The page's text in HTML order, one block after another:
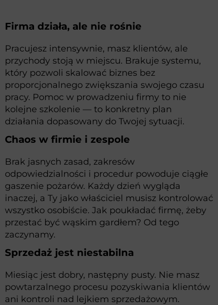
Firma działa, ale nie rośnie
Pracujesz intensywnie, masz klientów, ale
przychody stoją w miejscu. Brakuje systemu,
który pozwoli skalować biznes bez
proporcjonalnego zwiększania swojego czasu
pracy. Pomoc w prowadzeniu firmy to nie
kolejne szkolenie — to konkretny plan
działania dopasowany do Twojej sytuacji.
Chaos w firmie i zespole
Brak jasnych zasad, zakresów
odpowiedzialności i procedur powoduje ciągłe
gaszenie pożarów. Każdy dzień wygląda
inaczej, a Ty jako właściciel musisz kontrolować
wszystko osobiście. Jak poukładać firmę, żeby
przestać być wąskim gardłem? Od tego
zaczynamy.
Sprzedaż jest niestabilna
Miesiąc jest dobry, następny pusty. Nie masz
powtarzalnego procesu pozyskiwania klientów
ani kontroli nad lejkiem sprzedażowym.